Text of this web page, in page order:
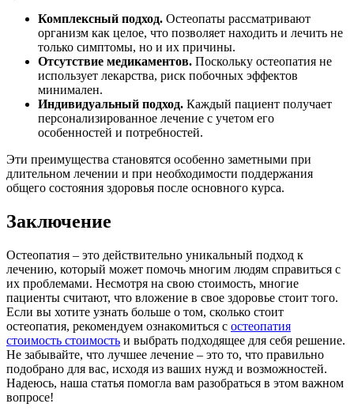
Комплексный подход. Остеопаты рассматривают
организм как целое, что позволяет находить и лечить не
только симптомы, но и их причины.
Отсутствие медикаментов. Поскольку остеопатия не
использует лекарства, риск побочных эффектов
минимален.
Индивидуальный подход. Каждый пациент получает
персонализированное лечение с учетом его
особенностей и потребностей.
Эти преимущества становятся особенно заметными при
длительном лечении и при необходимости поддержания
общего состояния здоровья после основного курса.
Заключение
Остеопатия – это действительно уникальный подход к
лечению, который может помочь многим людям справиться с
их проблемами. Несмотря на свою стоимость, многие
пациенты считают, что вложение в свое здоровье стоит того.
Если вы хотите узнать больше о том, сколько стоит
остеопатия, рекомендуем ознакомиться с остеопатия
стоимость стоимость и выбрать подходящее для себя решение.
Не забывайте, что лучшее лечение – это то, что правильно
подобрано для вас, исходя из ваших нужд и возможностей.
Надеюсь, наша статья помогла вам разобраться в этом важном
вопросе!